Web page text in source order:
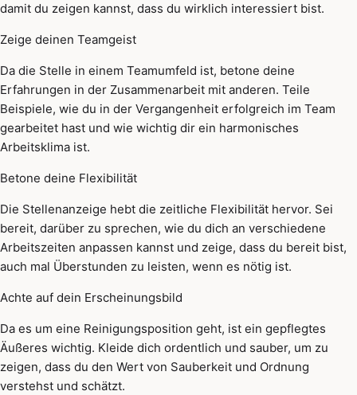
damit du zeigen kannst, dass du wirklich interessiert bist.
Zeige deinen Teamgeist
Da die Stelle in einem Teamumfeld ist, betone deine
Erfahrungen in der Zusammenarbeit mit anderen. Teile
Beispiele, wie du in der Vergangenheit erfolgreich im Team
gearbeitet hast und wie wichtig dir ein harmonisches
Arbeitsklima ist.
Betone deine Flexibilität
Die Stellenanzeige hebt die zeitliche Flexibilität hervor. Sei
bereit, darüber zu sprechen, wie du dich an verschiedene
Arbeitszeiten anpassen kannst und zeige, dass du bereit bist,
auch mal Überstunden zu leisten, wenn es nötig ist.
Achte auf dein Erscheinungsbild
Da es um eine Reinigungsposition geht, ist ein gepflegtes
Äußeres wichtig. Kleide dich ordentlich und sauber, um zu
zeigen, dass du den Wert von Sauberkeit und Ordnung
verstehst und schätzt.